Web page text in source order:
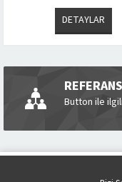
DETAYLAR
Button ile